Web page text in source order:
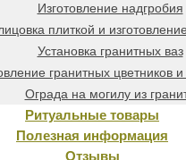
Изготовление надгробия
плиткой и
Установка гранитных ваз
гранитных цветников
Ограда на могилу из
Ритуальные товары
Полезная информация
Отзывы